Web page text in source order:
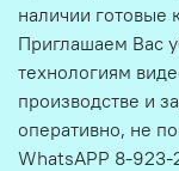
наличии готовые
Приглашаем Вас
технологиям
производстве и
оперативно, не
WhatsAPP 8-